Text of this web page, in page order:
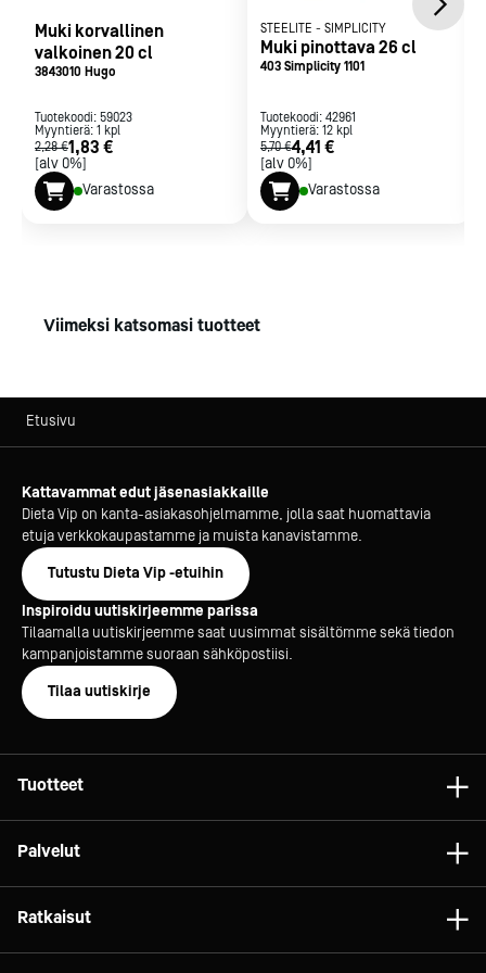
Muki korvallinen
valkoinen 20 cl
3843010 Hugo
Tuotekoodi: 59023
Myyntierä: 1 kpl
2,28 €1,83 €
[alv 0%]
Varastossa
STEELITE - SIMPLICITY
Muki pinottava 26 cl
403 Simplicity 1101
Tuotekoodi: 42961
Myyntierä: 12 kpl
5,70 €4,41 €
[alv 0%]
Varastossa
Viimeksi katsomasi tuotteet
Etusivu
Kattavammat edut jäsenasiakkaille
Dieta Vip on kanta-asiakasohjelmamme, jolla saat huomattavia
etuja verkkokaupastamme ja muista kanavistamme.
Tutustu Dieta Vip -etuihin
Inspiroidu uutiskirjeemme parissa
Tilaamalla uutiskirjeemme saat uusimmat sisältömme sekä tiedon
kampanjoistamme suoraan sähköpostiisi.
Tilaa uutiskirje
Tuotteet
Tarvikkeet
Vaunut ja kalusteet
Palvelut
Konsultointi
Ratkaisut